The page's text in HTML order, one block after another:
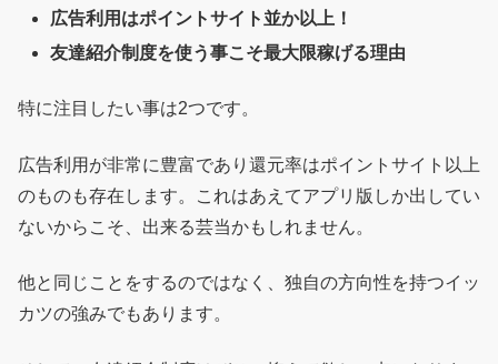
広告利用はポイントサイト並か以上！
友達紹介制度を使う事こそ最大限稼げる理由
特に注目したい事は2つです。
広告利用が非常に豊富であり還元率はポイントサイト以上
のものも存在します。これはあえてアプリ版しか出してい
ないからこそ、出来る芸当かもしれません。
他と同じことをするのではなく、独自の方向性を持つイッ
カツの強みでもあります。